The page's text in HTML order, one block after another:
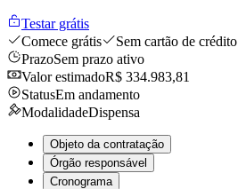
Testar grátis
Comece grátis
Sem cartão de crédito
PrazoSem prazo ativo
Valor estimadoR$ 334.983,81
StatusEm andamento
ModalidadeDispensa
Objeto da contratação
Órgão responsável
Cronograma